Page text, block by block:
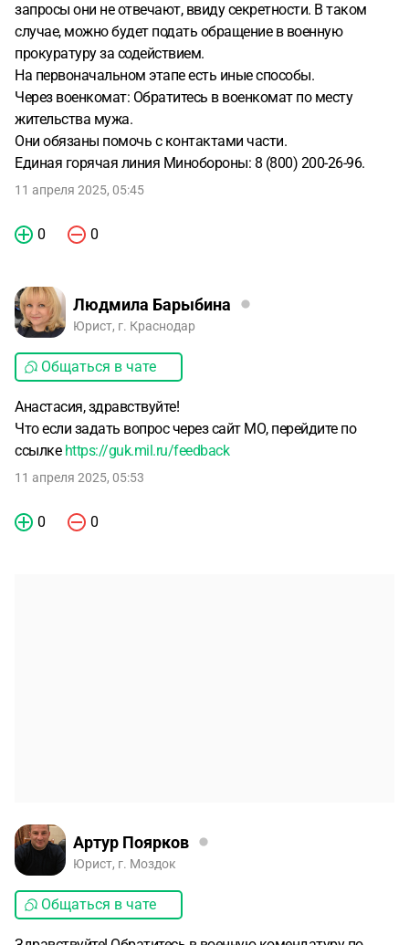
запросы они не отвечают, ввиду секретности. В таком
случае, можно будет подать обращение в военную
прокуратуру за содействием.
На первоначальном этапе есть иные способы.
Через военкомат: Обратитесь в военкомат по месту
жительства мужа.
Они обязаны помочь с контактами части.
Единая горячая линия Минобороны: 8 (800) 200-26-96.
11 апреля 2025, 05:45
0 0
Людмила Барыбина
Юрист, г. Краснодар
Общаться в чате
Анастасия, здравствуйте!
Что если задать вопрос через сайт МО, перейдите по
ссылке https://guk.mil.ru/feedback
11 апреля 2025, 05:53
0 0
Артур Поярков
Юрист, г. Моздок
Общаться в чате